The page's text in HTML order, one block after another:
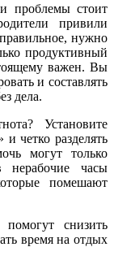
проблемы стоит
привили
нужно
продуктивный
важен. Вы
и составлять
дела.
Установите
четко разделять
могут только
нерабочие часы
помешают
снизить
время на отдых